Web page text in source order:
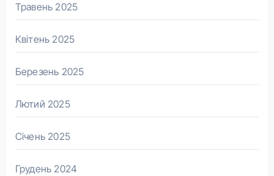
Травень 2025
Квітень 2025
Березень 2025
Лютий 2025
Січень 2025
Грудень 2024